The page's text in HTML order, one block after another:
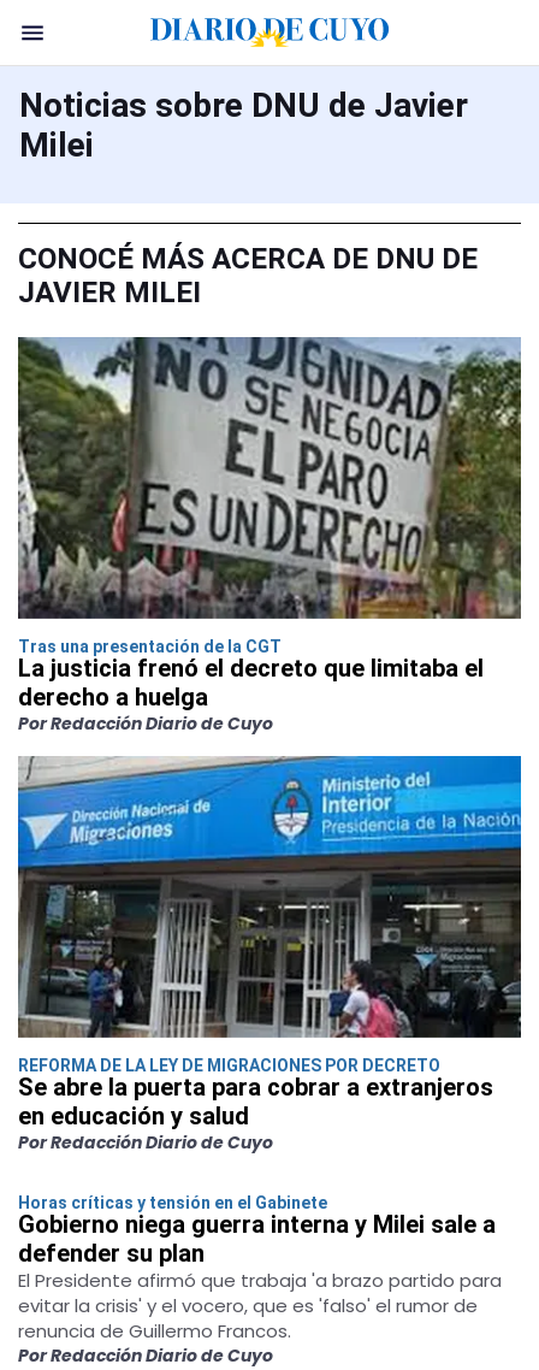
Noticias sobre DNU de Javier
Milei
CONOCÉ MÁS ACERCA DE DNU DE
JAVIER MILEI
Tras una presentación de la CGT
La justicia frenó el decreto que limitaba el
derecho a huelga
Por Redacción Diario de Cuyo
REFORMA DE LA LEY DE MIGRACIONES POR DECRETO
Se abre la puerta para cobrar a extranjeros
en educación y salud
Por Redacción Diario de Cuyo
Horas críticas y tensión en el Gabinete
Gobierno niega guerra interna y Milei sale a
defender su plan
El Presidente afirmó que trabaja 'a brazo partido para
evitar la crisis' y el vocero, que es 'falso' el rumor de
renuncia de Guillermo Francos.
Por Redacción Diario de Cuyo